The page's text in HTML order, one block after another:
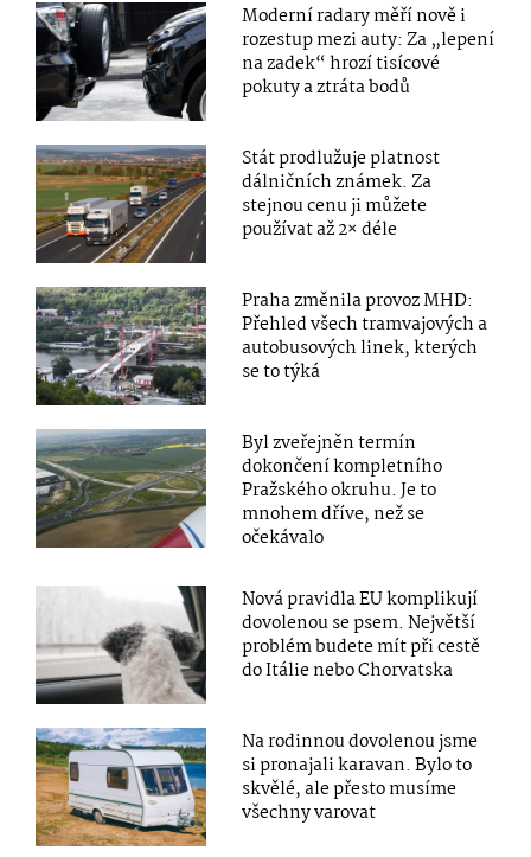
Moderní radary měří nově i
rozestup mezi auty: Za „lepení
na zadek“ hrozí tisícové
pokuty a ztráta bodů
Stát prodlužuje platnost
dálničních známek. Za
stejnou cenu ji můžete
používat až 2× déle
Praha změnila provoz MHD:
Přehled všech tramvajových a
autobusových linek, kterých
se to týká
Byl zveřejněn termín
dokončení kompletního
Pražského okruhu. Je to
mnohem dříve, než se
očekávalo
Nová pravidla EU komplikují
dovolenou se psem. Největší
problém budete mít při cestě
do Itálie nebo Chorvatska
Na rodinnou dovolenou jsme
si pronajali karavan. Bylo to
skvělé, ale přesto musíme
všechny varovat